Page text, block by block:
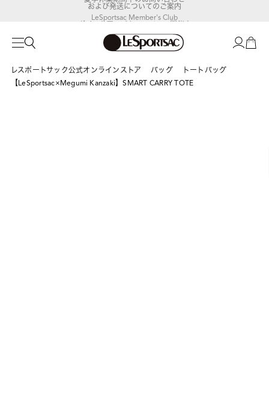
LeSportsac Member's Club
ポイントアップキャンペーン開催中
レスポートサック公式オンラインストア バッグ
トートバッグ
【LeSportsac×Megumi Kanzaki】SMART CARRY TOTE